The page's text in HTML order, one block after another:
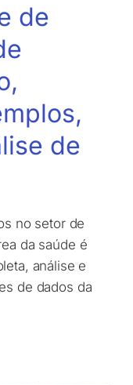
de
de
no setor de
da saúde é
análise e
de dados da